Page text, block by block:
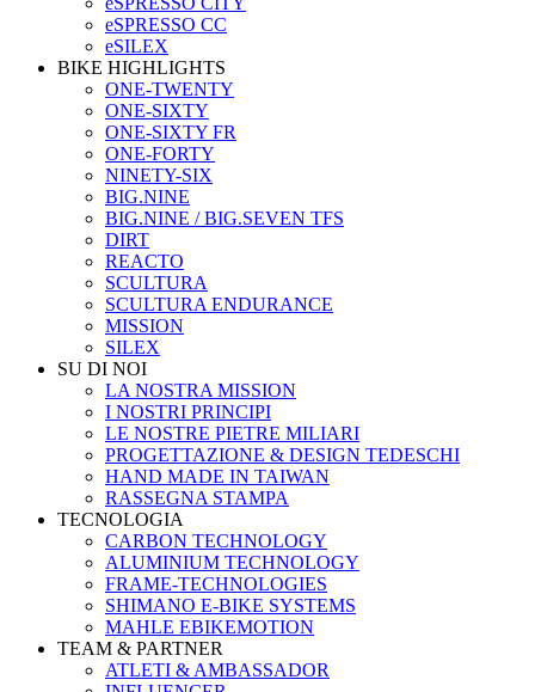
eSPRESSO CC
eSILEX
BIKE HIGHLIGHTS
ONE-TWENTY
ONE-SIXTY
ONE-SIXTY FR
ONE-FORTY
NINETY-SIX
BIG.NINE
BIG.NINE / BIG.SEVEN TFS
DIRT
REACTO
SCULTURA
SCULTURA ENDURANCE
MISSION
SILEX
SU DI NOI
LA NOSTRA MISSION
I NOSTRI PRINCIPI
LE NOSTRE PIETRE MILIARI
PROGETTAZIONE & DESIGN TEDESCHI
HAND MADE IN TAIWAN
RASSEGNA STAMPA
TECNOLOGIA
CARBON TECHNOLOGY
ALUMINIUM TECHNOLOGY
FRAME-TECHNOLOGIES
SHIMANO E-BIKE SYSTEMS
MAHLE EBIKEMOTION
TEAM & PARTNER
ATLETI & AMBASSADOR